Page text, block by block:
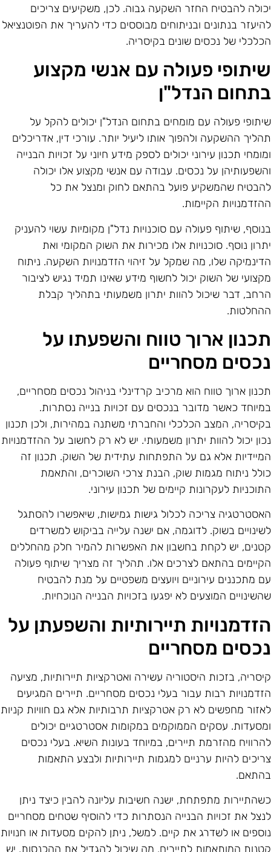
להבטיח החזר השקעה גבוה. לכן, משקיעים צריכים
בנתונים ובניתוחים מבוססים כדי להעריך את הפוטנציאל
של נכסים שונים בקיסריה.
פעולה עם אנשי מקצוע
הנדל"ן
פעולה עם מומחים בתחום הנדל"ן יכולים להקל על
ההשקעה ולהפוך אותו ליעיל יותר. עורכי דין, אדריכלים
תכנון עירוני יכולים לספק מידע חיוני על זכויות הבנייה
על נכסים. עבודה עם אנשי מקצוע אלו יכולה
שהמשקיע פועל בהתאם לחוק ומנצל את כל
הקיימות.
שיתוף פעולה עם סוכנויות נדל"ן מקומיות עשוי להעניק
נוסף. סוכנויות אלו מכירות את השוק המקומי ואת
שלו, מה שמקל על זיהוי הזדמנויות השקעה. ניתוח
של השוק יכול לחשוף מידע שאינו תמיד נגיש לציבור
דבר שיכול להוות יתרון משמעותי בתהליך קבלת
ארוך טווח והשפעתו על
מסחריים
ארוך טווח הוא מרכיב קרדינלי בניהול נכסים מסחריים,
כאשר מדובר בנכסים עם זכויות בנייה נסתרות.
המצב הכלכלי והחברתי משתנה במהירות, ולכן תכנון
יכול להוות יתרון משמעותי. יש לא רק לחשוב על ההזדמנויות
אלא גם על התפתחות עתידית של השוק. תכנון זה
ניתוח מגמות שוק, הבנת צרכי השוכרים, והתאמת
לעקרונות קיימים של תכנון עירוני.
צריכה לכלול גישות גמישות, שיאפשרו להסתגל
בשוק. לדוגמה, אם ישנה עלייה בביקוש למשרדים
יש לקחת בחשבון את האפשרות להמיר חלק מהחללים
בהתאם לצרכים אלו. תהליך זה מצריך שיתוף פעולה
מתכננים עירוניים ויועצים משפטיים על מנת להבטיח
המוצעים לא יפגעו בזכויות הבנייה הנוכחיות.
תיירותיות והשפעתן על
מסחריים
בזכות היסטוריה עשירה ואטרקציות תיירותיות, מציעה
רבות עבור בעלי נכסים מסחריים. תיירים המגיעים
מחפשים לא רק אטרקציות תרבותיות אלא גם חוויות קניות
עסקים הממוקמים במקומות אסטרטגיים יכולים
מהזרמת תיירים, במיוחד בעונות השיא. בעלי נכסים
להיות ערניים למגמות תיירותיות ולבצע התאמות
מתפתחת, ישנה חשיבות עליונה להבין כיצד ניתן
את זכויות הבנייה הנסתרות כדי להוסיף שטחים מסחריים
או לשדרג את קיים. למשל, ניתן להקים מסעדות או חנויות
המותאמות לתיירים, מה שיכול להגדיל את ההכנסות. יש